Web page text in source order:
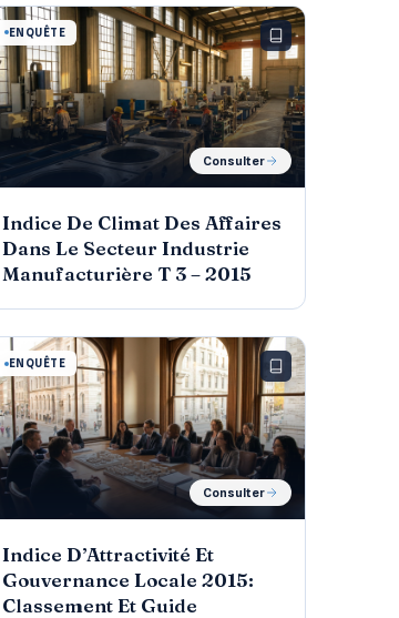
Semestre 2013)
ENQUÊTE
Consulter
Indice De Climat Des Affaires
Dans Le Secteur Industrie
Manufacturière T 3 – 2015
ENQUÊTE
Consulter
Indice D’Attractivité Et
Gouvernance Locale 2015:
Classement Et Guide